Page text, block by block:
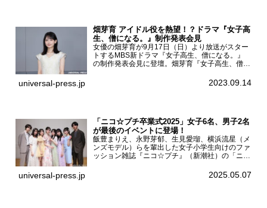
畑芽育 アイドル役を熱望！？ドラマ『女子高
生、僧になる。』制作発表会見
女優の畑芽育が9月17日（日）より放送がスター
トするMBS新ドラマ『女子高生、僧になる。』
の制作発表会見に登壇。畑芽育『女子高生、僧に
ーについて「下白石麦は頭にビックリマークと、
universal-press.jp 2023.09.14
「ニコ☆プチ卒業式2025」女子6名、男子2名
が最後のイベントに登場！
飯豊まりえ、永野芽郁、生見愛瑠、横浜流星（メ
ンズモデル）らを輩出した女子小学生向けのファ
ッション雑誌『ニコ☆プチ』（新潮社）の「ニコ
モード学園コクーンタワーで開催され、卒業モデ
universal-press.jp 2025.05.07